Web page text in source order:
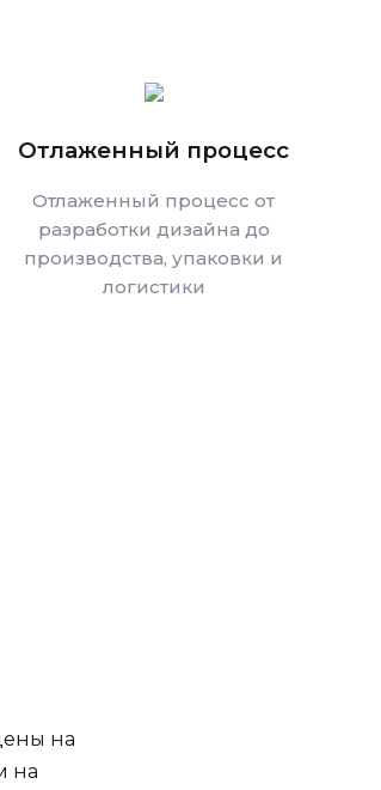
Отлаженный процесс
Отлаженный процесс от
разработки дизайна до
производства, упаковки и
логистики
на
на